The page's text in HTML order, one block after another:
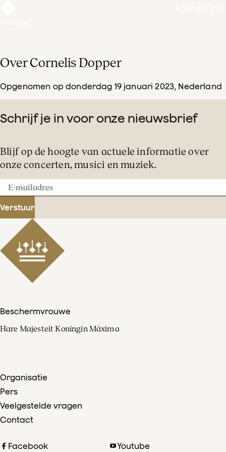
Over Cornelis Dopper
Opgenomen op donderdag 19 januari 2023, Nederland
Schrijf je in voor onze nieuwsbrief
Blijf op de hoogte van actuele informatie over
onze concerten, musici en muziek.
E-
mailadres
Verstuur
Beschermvrouwe
Hare Majesteit Koningin Máxima
Organisatie
Pers
Veelgestelde vragen
Contact
Facebook Youtube